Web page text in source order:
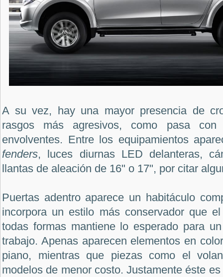
A su vez, hay una mayor presencia de
rasgos más agresivos, como pasa con
envolventes. Entre los equipamientos
fenders, luces diurnas LED delanteras,
llantas de aleación de 16" o 17", por citar
Puertas adentro aparece un habitáculo
incorpora un estilo más conservador que
todas formas mantiene lo esperado para
trabajo. Apenas aparecen elementos en
piano, mientras que piezas como el
modelos de menor costo. Justamente éste